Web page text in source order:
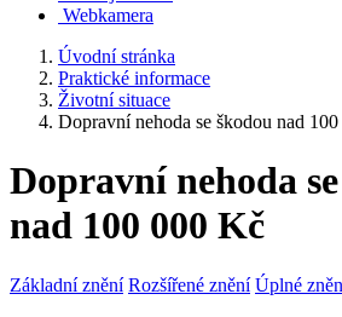
Webkamera
Úvodní stránka
Praktické informace
Životní situace
Dopravní nehoda se škodou nad 100
Dopravní nehoda
nad 100 000 Kč
Základní znění Rozšířené znění Úplné